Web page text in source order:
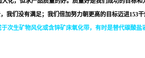
我们没有满足；我们倍加努力朝更高的目标迈进153
于次生矿物风化或含锌矿床氧化带，有时是替代碳酸